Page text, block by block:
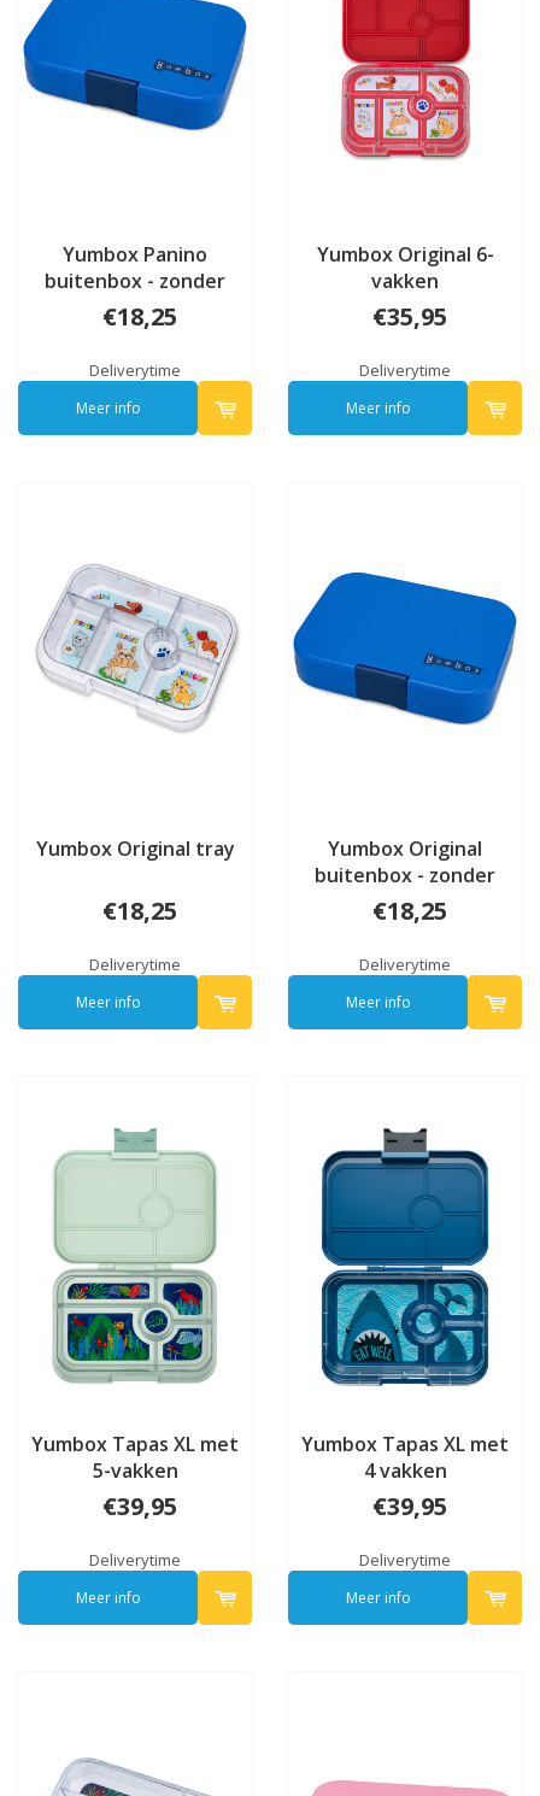
Yumbox Panino
buitenbox - zonder
tray
€18,25
Deliverytime
Meer info
Yumbox Original 6-
vakken
€35,95
Deliverytime
Meer info
Yumbox Original tray
€18,25
Deliverytime
Meer info
Yumbox Original
buitenbox - zonder
tray
€18,25
Deliverytime
Meer info
Yumbox Tapas XL met
5-vakken
€39,95
Deliverytime
Meer info
Yumbox Tapas XL met
4 vakken
€39,95
Deliverytime
Meer info